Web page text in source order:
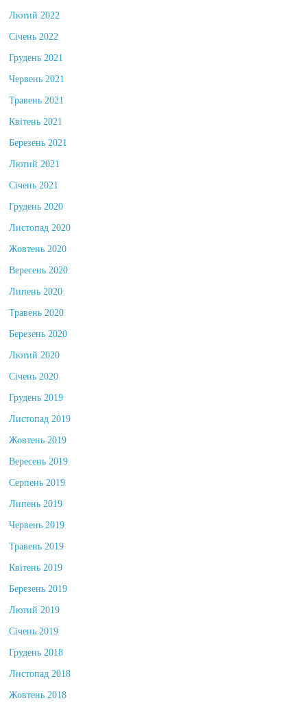
Лютий 2022
Січень 2022
Грудень 2021
Червень 2021
Травень 2021
Квітень 2021
Березень 2021
Лютий 2021
Січень 2021
Грудень 2020
Листопад 2020
Жовтень 2020
Вересень 2020
Липень 2020
Травень 2020
Березень 2020
Лютий 2020
Січень 2020
Грудень 2019
Листопад 2019
Жовтень 2019
Вересень 2019
Серпень 2019
Липень 2019
Червень 2019
Травень 2019
Квітень 2019
Березень 2019
Лютий 2019
Січень 2019
Грудень 2018
Листопад 2018
Жовтень 2018